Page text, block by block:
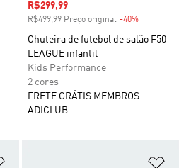
Preço com desconto
R$299,99
R$499,99 Preço original -40%
Chuteira de futebol de salão F50
LEAGUE infantil
Kids Performance
2 cores
FRETE GRÁTIS MEMBROS
ADICLUB